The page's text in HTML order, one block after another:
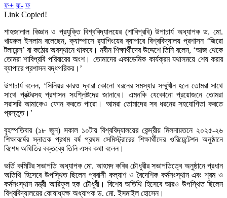
ফ+ ফ- ফ
Link Copied!
শাহজালাল বিজ্ঞান ও প্রযুক্তি বিশ্ববিদ্যালয়ের (শাবিপ্রবি) উপাচার্য অধ্যাপক ড. মো.
খায়রুল ইসলাম বলেছেন, ক্যাম্পাসে র‍্যাগিংয়ের ব্যাপারে বিশ্ববিদ্যালয় প্রশাসন ‘জিরো
টলারেন্স’ বা কঠোর অবস্থানে থাকবে। নবীন শিক্ষার্থীদের উদ্দেশে তিনি বলেন, ‘আজ থেকে
তোমরা শাবিপ্রবি পরিবারের অংশ। তোমাদের একাডেমিক কার্যক্রম যথাসময়ে শেষ করার
ব্যাপারে প্রশাসন বদ্ধপরিকর।’
উপাচার্য বলেন, ‘সিনিয়র কারও দ্বারা কোনো ধরনের সমস্যার সম্মুখীন হলে তোমরা সাথে
সাথে প্রক্টরসহ প্রশাসন সংশ্লিষ্টদের জানাবে। এমনকি যেকোনো প্রয়োজনে তোমরা
সরাসরি আমাকেও ফোন করতে পারো। আমরা তোমাদের সব ধরনের সহযোগিতা করতে
প্রস্তুত।’
বৃহস্পতিবার (১৮ জুন) সকাল ১০টায় বিশ্ববিদ্যালয়ের কেন্দ্রীয় মিলনায়তনে ২০২৫-২৬
শিক্ষাবর্ষের স্নাতক প্রথম বর্ষ প্রথম সেমিস্ট্রারের শিক্ষার্থীদের ওরিয়েন্টেশন অনুষ্ঠানে
বিশেষ অথিতির বক্তব্যে তিনি এসব কথা বলেন।
ভর্তি কমিটির সভাপতি অধ্যাপক মো. আহমদ কবির চৌধুরীর সভাপতিত্বে অনুষ্ঠানে প্রধান
অতিথি হিসেবে উপস্থিত ছিলেন প্রবাসী কল্যাণ ও বৈদেশিক কর্মসংস্থান এবং শ্রম ও
কর্মসংস্থান মন্ত্রী আরিফুল হক চৌধুরী। বিশেষ অতিথি হিসেবে আরও উপস্থিত ছিলেন
বিশ্ববিদ্যালয়ের কোষাধ্যক্ষ অধ্যাপক ড. মো. ইসমাইল হোসেন।